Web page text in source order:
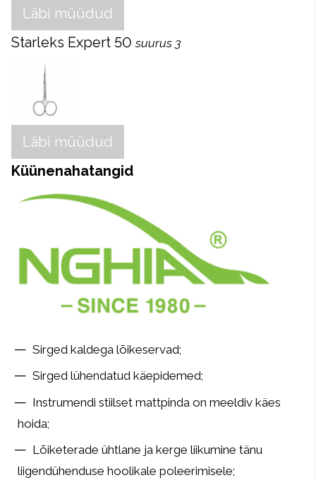
Läbi müüdud
Starleks Expert 50suurus 3
Läbi müüdud
Küünenahatangid
Sirged kaldega lõikeservad;
Sirged lühendatud käepidemed;
Instrumendi stiilset mattpinda on meeldiv käes
hoida;
Lõiketerade ühtlane ja kerge liikumine tänu
liigendühenduse hoolikale poleerimisele;